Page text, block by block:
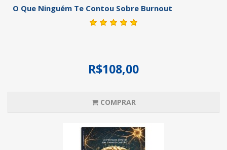
O Que Ninguém Te Contou Sobre Burnout
R$108,00
COMPRAR